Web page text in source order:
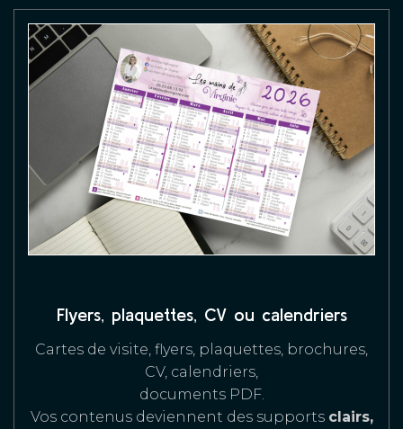
Flyers, plaquettes, CV ou calendriers
Cartes de visite, flyers, plaquettes, brochures,
CV, calendriers,
documents PDF.
Vos contenus deviennent des supports clairs,